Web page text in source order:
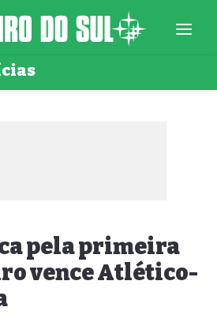
pela primeira
vence Atlético-